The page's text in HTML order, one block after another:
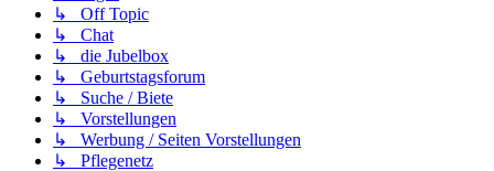
↳ Off Topic
↳ Chat
↳ die Jubelbox
↳ Geburtstagsforum
↳ Suche / Biete
↳ Vorstellungen
↳ Werbung / Seiten Vorstellungen
↳ Pflegenetz